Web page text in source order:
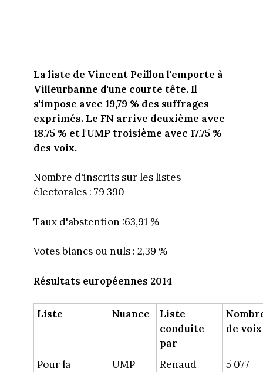
La liste de Vincent Peillon l'emporte à
Villeurbanne d'une courte tête. Il
s'impose avec 19,79 % des suffrages
exprimés. Le FN arrive deuxième avec
18,75 % et l'UMP troisième avec 17,75 %
des voix.
Nombre d'inscrits sur les listes
électorales : 79 390
Taux d'abstention :63,91 %
Votes blancs ou nuls : 2,39 %
Résultats européennes 2014
Liste Nuance
Liste
conduite
par
de voix
Pour la
UMP
Renaud
5 077